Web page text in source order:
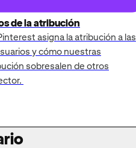
de la atribución
asigna la atribución a las
y cómo nuestras
sobresalen de otros